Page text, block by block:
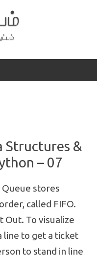
Structures &
– 07
Queue stores
called FIFO.
Out. To visualize
line to get a ticket
to stand in line